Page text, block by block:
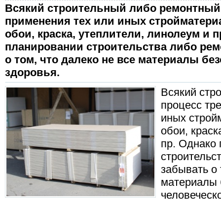
Всякий строительный либо ремонтный
применения тех или иных
обои, краска, утеплители, линолеум и
планировании строительства либо
о том, что далеко не все материалы
здоровья.
Всякий
процесс
иных
обои,
пр. Однако
забывать о
материалы